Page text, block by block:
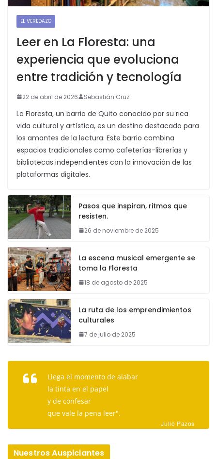
EL VEREDAZO
Leer en La Floresta: una
experiencia que evoluciona
entre tradición y tecnología
22 de abril de 2026 Sebastián Cruz
La Floresta, un barrio de Quito conocido por su rica
vida cultural y artística, es un destino destacado para
los amantes de la lectura. Este barrio combina
espacios tradicionales como cafeterías-librerías y
bibliotecas independientes con la innovación de las
plataformas digitales.
Pasos que inspiran, ritmos que
resisten.
26 de noviembre de 2025
La escena musical emergente se
toma la Floresta
18 de agosto de 2025
La ruta de los emprendimientos
culturales
7 de julio de 2025
Llega el momento de alabar
la tinta en el papel
y de confesar
que vale la pena leer".
Julio Pazos
Nuestros Auspiciantes